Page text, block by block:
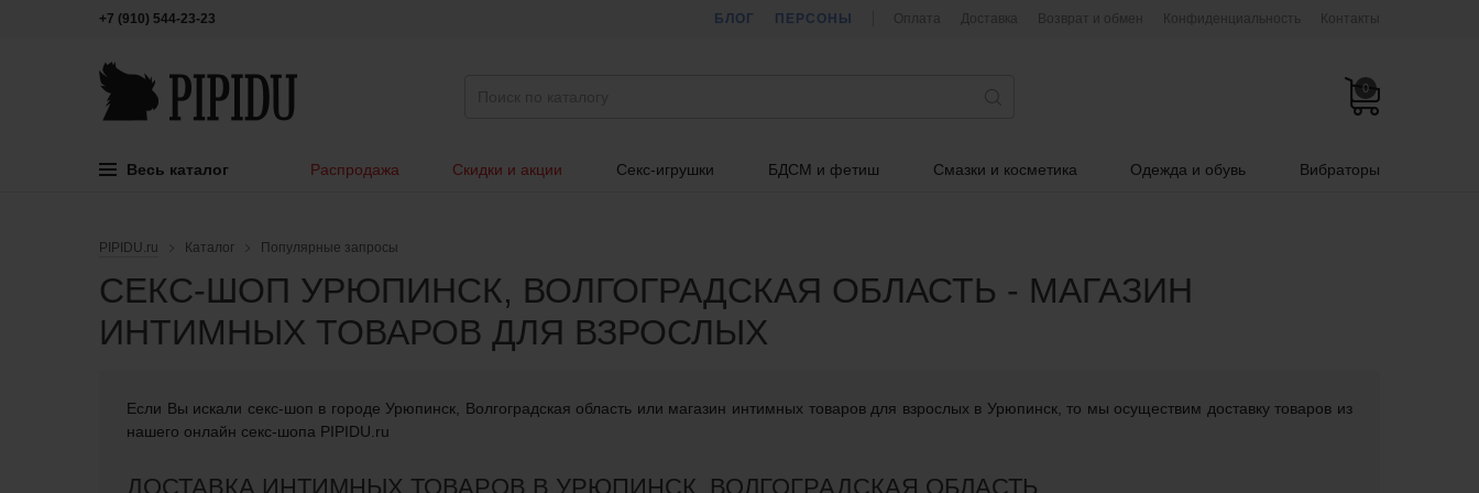
+7 (910) 544-23-23 БЛОГ ПЕРСОНЫ Оплата Доставка Возврат и обмен Конфиденциальность Контакты
0
Весь каталог Распродажа Скидки и акции Секс-игрушки БДСМ и фетиш Смазки и косметика Одежда и обувь Вибраторы
PIPIDU.ru Каталог Популярные запросы
СЕКС-ШОП УРЮПИНСК, ВОЛГОГРАДСКАЯ ОБЛАСТЬ - МАГАЗИН
ИНТИМНЫХ ТОВАРОВ ДЛЯ ВЗРОСЛЫХ
Если Вы искали cекс-шоп в городе Урюпинск, Волгоградская область или магазин интимных товаров для взрослых в Урюпинск, то мы осуществим доставку товаров из
нашего онлайн секс-шопа PIPIDU.ru
ДОСТАВКА ИНТИМНЫХ ТОВАРОВ В УРЮПИНСК, ВОЛГОГРАДСКАЯ ОБЛАСТЬ